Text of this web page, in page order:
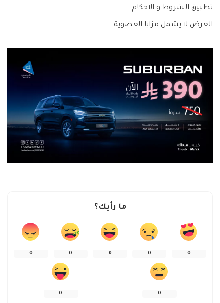
تطبيق الشروط و الاحكام
العرض لا يشمل مزايا العضوية
ما رأيك؟
0
0
0
0
0
0
0